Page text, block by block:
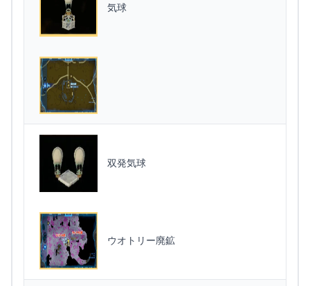
気球
双発気球
ウオトリー廃鉱